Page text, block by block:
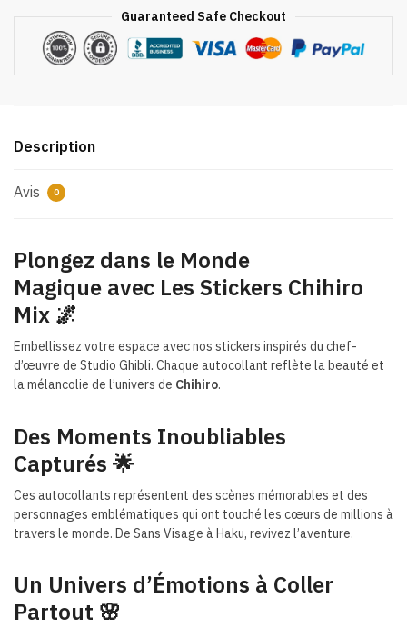
Guaranteed Safe Checkout
Description
Avis 0
Plongez dans le Monde
Magique avec Les Stickers Chihiro
Mix 🌌
Embellissez votre espace avec nos stickers inspirés du chef-
d’œuvre de Studio Ghibli. Chaque autocollant reflète la beauté et
la mélancolie de l’univers de Chihiro.
Des Moments Inoubliables
Capturés 🌟
Ces autocollants représentent des scènes mémorables et des
personnages emblématiques qui ont touché les cœurs de millions à
travers le monde. De Sans Visage à Haku, revivez l’aventure.
Un Univers d’Émotions à Coller
Partout 🌸